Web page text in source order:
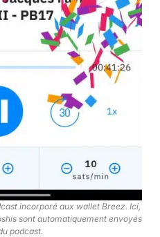
incorporé aux wallet Breez. Ici,
sont automatiquement envoyés
podcast.